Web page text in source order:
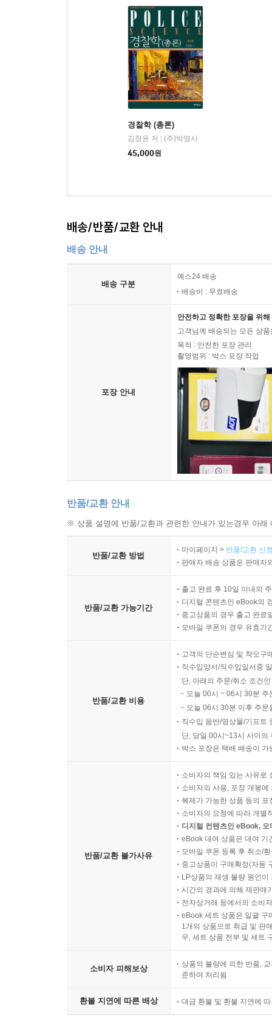
경찰학 (총론)
김창윤 저
(주)박영사
45,000원
배송/반품/교환 안내
배송 안내
배송 구분
예스24 배송
배송비 : 무료배송
포장 안내
안전하고 정확한 포장을 위
고객님께 배송되는 모든 상
목적 : 안전한 포장 관리
촬영범위 : 박스 포장 작업
반품/교환 안내
※ 상품 설명에 반품/교환과 관련한 안내가 있는경우 아
반품/교환 방법
마이페이지 > 반품/교환 신
판매자 배송 상품은 판매자
반품/교환 가능기간
출고 완료 후 10일 이내의
디지털 콘텐츠인 eBook의
중고상품의 경우 출고 완료
모바일 쿠폰의 경우 유효기
반품/교환 비용
고객의 단순변심 및 착오구
직수입양서/직수입일서중
단, 아래의 주문/취소 조건
오늘 00시 ~ 06시 30분
오늘 06시 30분 이후 주
직수입 음반/영상물/기프트
단, 당일 00시~13시 사이의
박스 포장은 택배 배송이
반품/교환 불가사유
소비자의 책임 있는 사유로
소비자의 사용, 포장 개봉
복제가 가능한 상품 등의
소비자의 요청에 따라 개별
디지털 컨텐츠인 eBook,
eBook 대여 상품은 대여 기
모바일 쿠폰 등록 후 취소/
중고상품이 구매확정(자동
LP상품의 재생 불량 원인
시간의 경과에 의해 재판매
전자상거래 등에서의 소비
eBook 세트 상품은 일괄 구
1개의 상품으로 취급 및 판
우, 세트 상품 전부 및 세트
소비자 피해보상
상품의 불량에 의한 반품,
준하여 처리됨
환불 지연에 따른 배상 대금 환불 및 환불 지연에